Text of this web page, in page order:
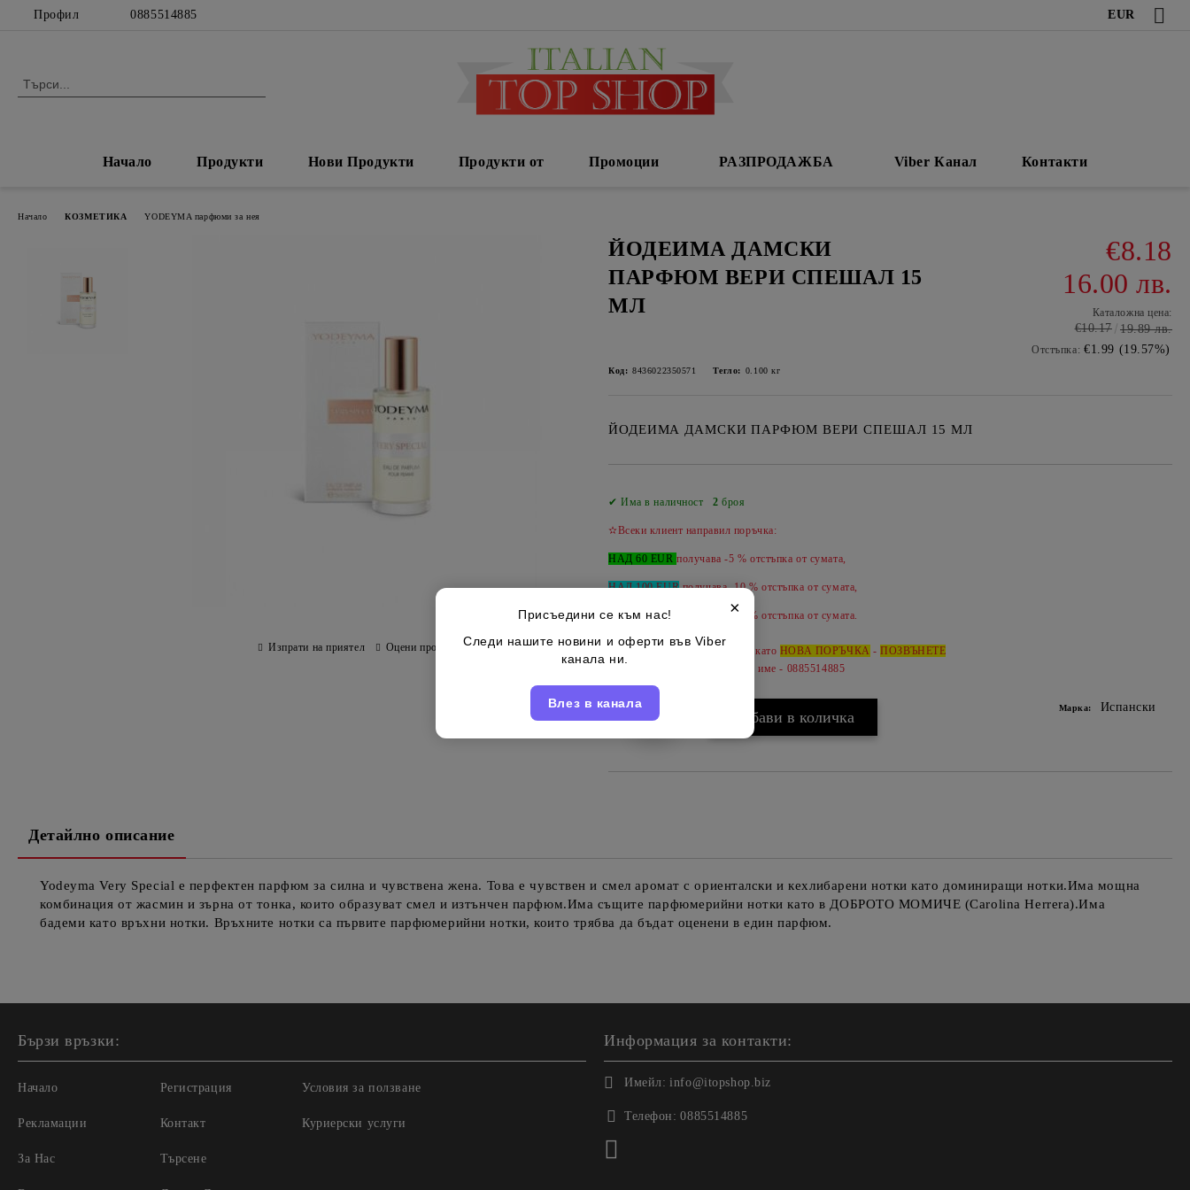
Профил 0885514885 EUR
Начало Продукти Нови Продукти Продукти от Промоции РАЗПРОДАЖБА Viber Канал Контакти
Начало КОЗМЕТИКА YODEYMA парфюми за нея
ЙОДЕИМА ДАМСКИ
ПАРФЮМ ВЕРИ СПЕШАЛ 15
МЛ
€8.18
16.00 лв.
Каталожна цена:
€10.17 19.89 лв.
Отстъпка: €1.99 (19.57%)
Код: 8436022350571 Тегло: 0.100 кг
ЙОДЕИМА ДАМСКИ ПАРФЮМ ВЕРИ СПЕШАЛ 15 МЛ
✔ Има в наличност2 броя
✫Всеки клиент направил поръчка:
НАД 60 EURполучава -5 % отстъпка от сумата,
НАД 100 EURполучава -10 % отстъпка от сумата,
НАД 150 EUR получава - 15 %отстъпка от сумата.
Може да допълвате продукти като НОВА ПОРЪЧКА -ПОЗВЪНЕТЕ
за да ги обединим под вашето име - 0885514885
Марка: Испански
Изпрати на приятел Оцени продукта
Детайлно описание
Yodeyma Very Special е перфектен парфюм за силна и чувствена жена. Това е чувствен и смел аромат с ориенталски и кехлибарени нотки като доминиращи нотки.Има мощна
комбинация от жасмин и зърна от тонка, които образуват смел и изтънчен парфюм.Има същите парфюмерийни нотки като в ДОБРОТО МОМИЧЕ (Carolina Herrera).Има
бадеми като връхни нотки. Връхните нотки са първите парфюмерийни нотки, които трябва да бъдат оценени в един парфюм.
Бързи връзки:
Начало
Рекламации
За Нас
Регистрация
Контакт
Търсене
Условия за ползване
Куриерски услуги
Информация за контакти:
Имейл: info@itopshop.biz
Телефон: 0885514885
×
Присъедини се към нас!
Следи нашите новини и оферти във Viber
канала ни.
Влез в канала